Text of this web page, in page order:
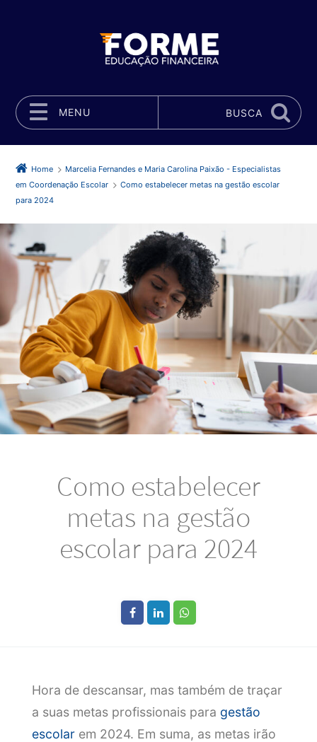
MENU
Pular para o conteúdo
BUSCA
Home
Marcelia Fernandes e Maria Carolina Paixão - Especialistas
em Coordenação Escolar
Como estabelecer metas na gestão escolar
para 2024
Como estabelecer
metas na gestão
escolar para 2024
Hora de descansar, mas também de traçar
a suas metas profissionais para gestão
escolarem 2024. Em suma, as metas irão